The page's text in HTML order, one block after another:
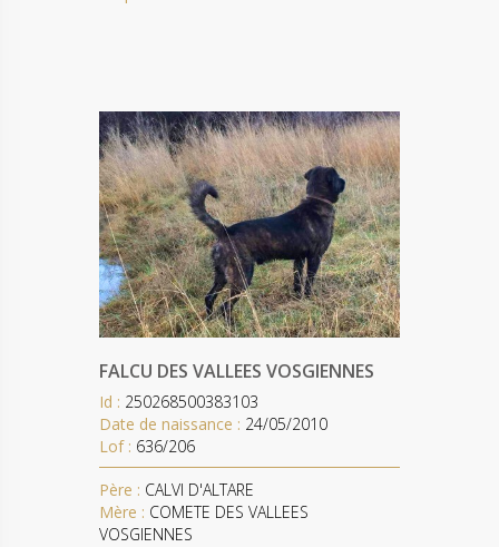
FALCU DES VALLEES VOSGIENNES
Id : 250268500383103
Date de naissance : 24/05/2010
Lof : 636/206
Père : CALVI D'ALTARE
Mère : COMETE DES VALLEES
VOSGIENNES